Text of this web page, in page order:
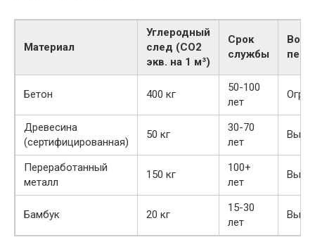
Материал
Углеродный
след (CO2
экв. на 1 м³)
Срок
службы
Бетон 400 кг
50-100
лет
Древесина
(сертифицированная)
50 кг
30-70
лет
Переработанный
металл
150 кг
100+
лет
Бамбук 20 кг
15-30
лет